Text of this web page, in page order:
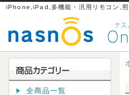
iPhone,iPad,多機能・汎用リモコン,
全商品一覧